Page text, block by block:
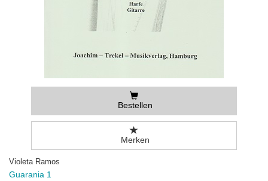
Bestellen
Merken
Violeta Ramos
Guarania 1